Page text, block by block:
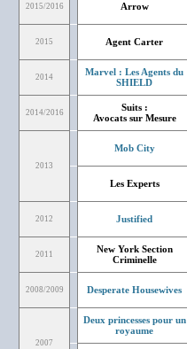
2015/2016 Arrow
2015 Agent Carter
2014
Marvel : Les Agents du
SHIELD
2014/2016
Suits :
Avocats sur Mesure
2013
Mob City
Les Experts
2012 Justified
2011
New York Section
Criminelle
2008/2009 Desperate Housewives
2007
Deux princesses pour un
royaume